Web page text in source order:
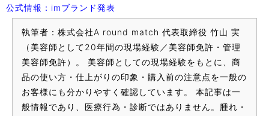
公式情報：imブランド発表
執筆者：株式会社A round match 代表取締役 竹山 実
（美容師として20年間の現場経験／美容師免許・管理
美容師免許）。 美容師としての現場経験をもとに、商
品の使い方・仕上がりの印象・購入前の注意点を一般の
お客様にも分かりやすく確認しています。 本記事は一
般情報であり、医療行為・診断ではありません。腫れ・